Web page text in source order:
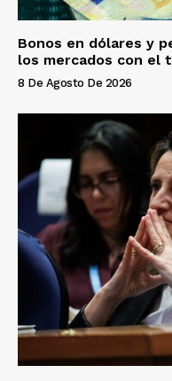
Bonos en dólares y
los mercados con el
8 De Agosto De 2026